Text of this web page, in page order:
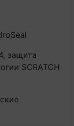
защита
SCRATCH